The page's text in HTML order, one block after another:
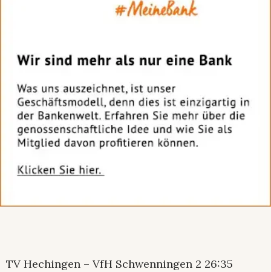
TV Hechingen – VfH Schwenningen 2 26:35